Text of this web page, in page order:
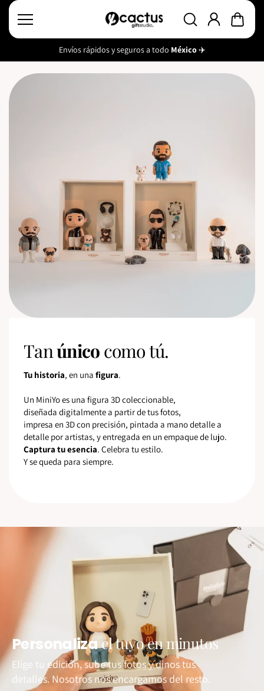
conten
ido
Envíos rápidos y seguros a todo México✈️
Tanúnico como tú.
Tu historia, en una figura.
Un MiniYo es una figura 3D coleccionable,
diseñada digitalmente a partir de tus fotos,
impresa en 3D con precisión, pintada a mano detalle a
detalle por artistas, y entregada en un empaque de lujo.
Captura tu esencia. Celebra tu estilo.
Y se queda para siempre.
Personalizael tuyo en minutos
Elige tu edición, sube tus fotos y dinos tus
detalles. Nosotros nos encargamos del resto.